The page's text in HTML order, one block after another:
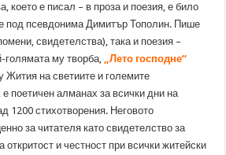
което е писал – в проза и поезия, е било
под псевдонима Димитър Тополин. Пише
свидетелства), така и поезия –
голямата му творба, „Лето господне“
Жития на светиите и големите
е поетичен алманах за всички дни на
1200 стихотворения. Неговото
за читателя като свидетелство за
и честност при всички житейски